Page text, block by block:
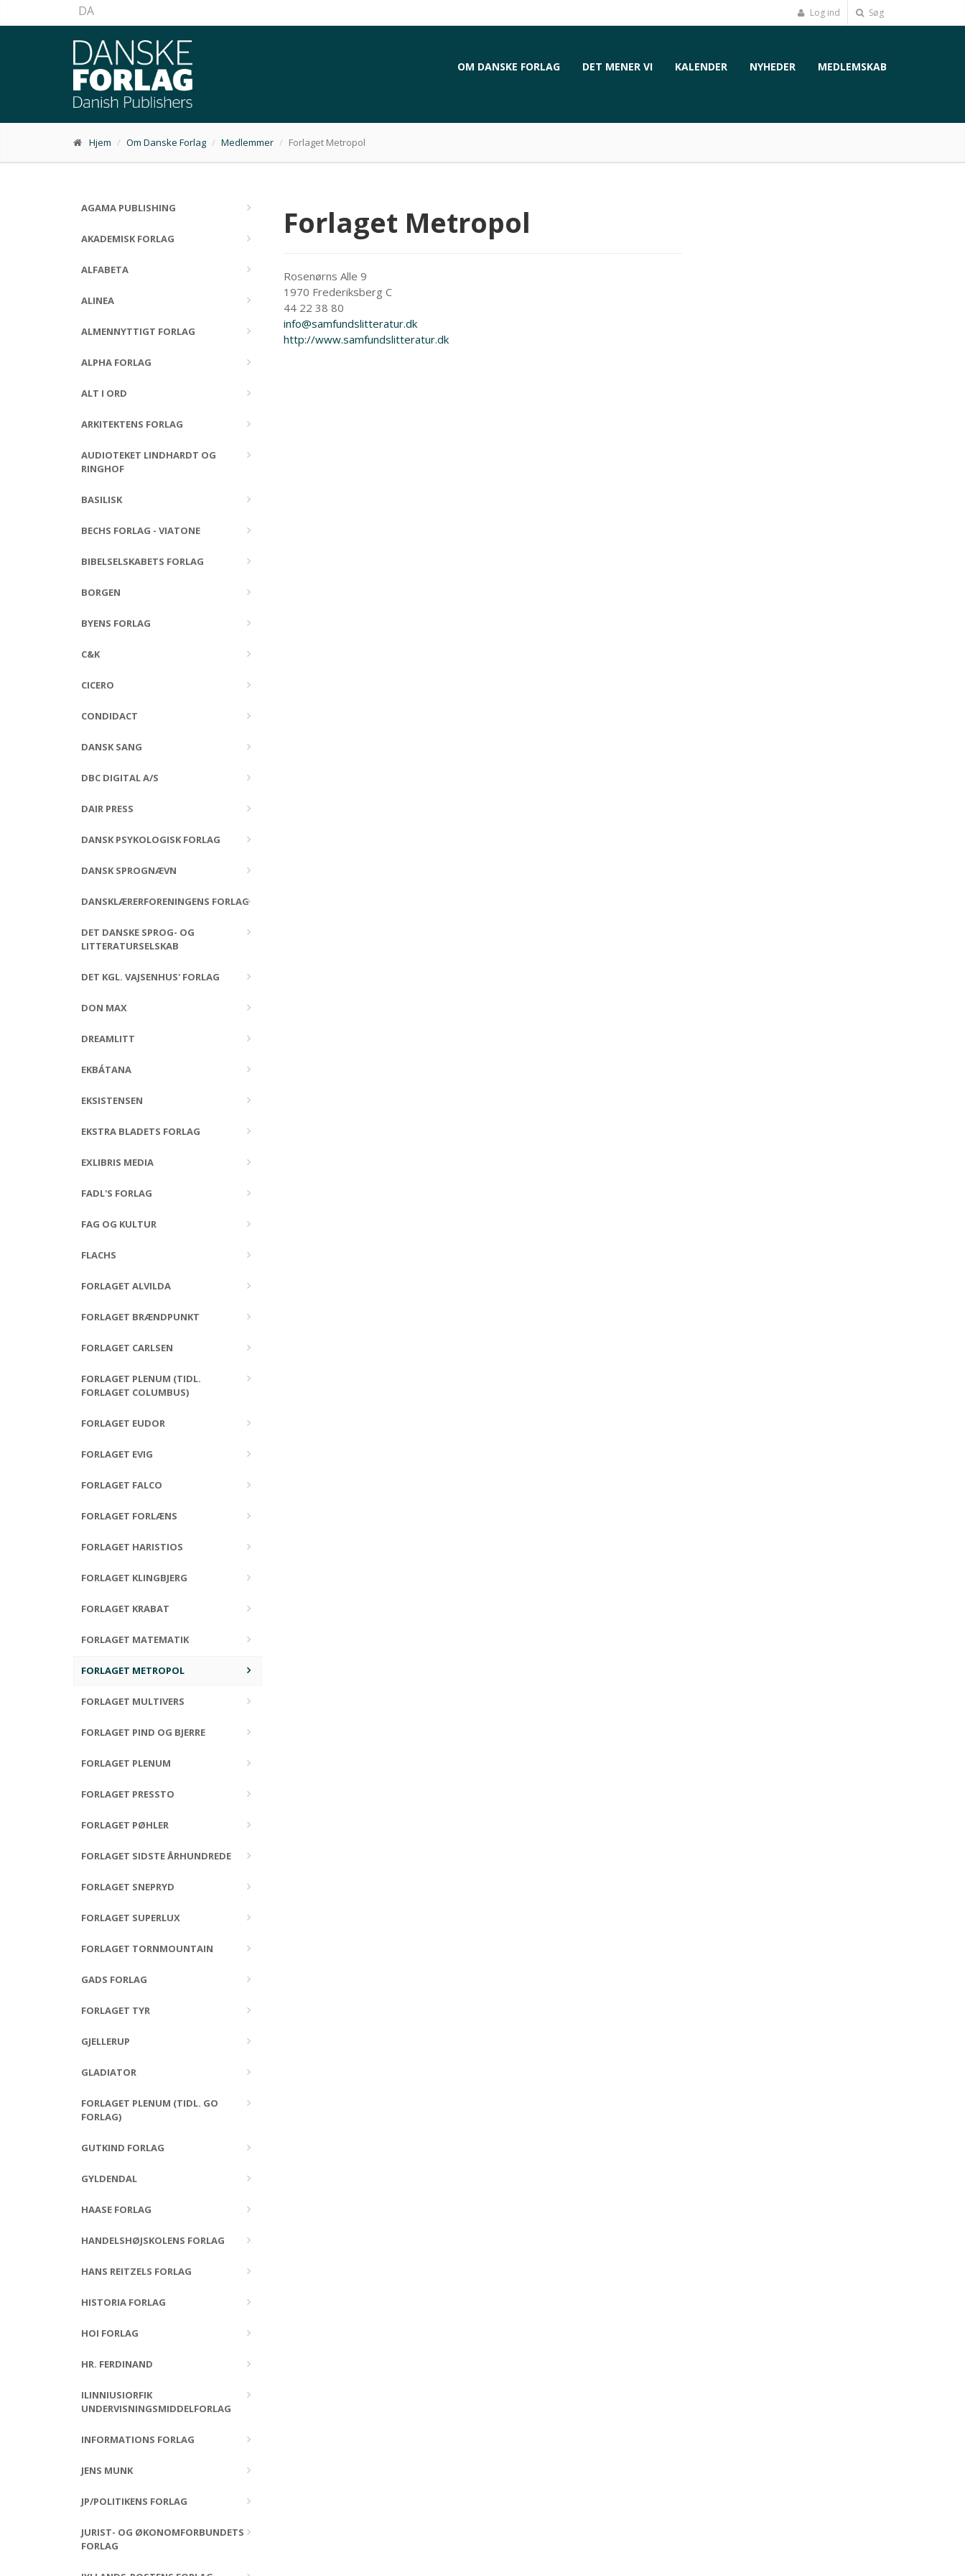
DA Log ind Søg
OM DANSKE FORLAG DET MENER VI KALENDER NYHEDER MEDLEMSKAB
Hjem Om Danske Forlag Medlemmer Forlaget Metropol
AGAMA PUBLISHING
AKADEMISK FORLAG
ALFABETA
ALINEA
ALMENNYTTIGT FORLAG
ALPHA FORLAG
ALT I ORD
ARKITEKTENS FORLAG
AUDIOTEKET LINDHARDT OG
RINGHOF
BASILISK
BECHS FORLAG - VIATONE
BIBELSELSKABETS FORLAG
BORGEN
BYENS FORLAG
C&K
CICERO
CONDIDACT
DANSK SANG
DBC DIGITAL A/S
DAIR PRESS
DANSK PSYKOLOGISK FORLAG
DANSK SPROGNÆVN
DANSKLÆRERFORENINGENS FORLAG
DET DANSKE SPROG- OG
LITTERATURSELSKAB
DET KGL. VAJSENHUS' FORLAG
DON MAX
DREAMLITT
EKBÁTANA
EKSISTENSEN
EKSTRA BLADETS FORLAG
EXLIBRIS MEDIA
FADL'S FORLAG
FAG OG KULTUR
FLACHS
FORLAGET ALVILDA
FORLAGET BRÆNDPUNKT
FORLAGET CARLSEN
FORLAGET PLENUM (TIDL.
FORLAGET COLUMBUS)
FORLAGET EUDOR
FORLAGET EVIG
FORLAGET FALCO
FORLAGET FORLÆNS
FORLAGET HARISTIOS
FORLAGET KLINGBJERG
FORLAGET KRABAT
FORLAGET MATEMATIK
FORLAGET METROPOL
FORLAGET MULTIVERS
FORLAGET PIND OG BJERRE
FORLAGET PLENUM
FORLAGET PRESSTO
FORLAGET PØHLER
FORLAGET SIDSTE ÅRHUNDREDE
FORLAGET SNEPRYD
FORLAGET SUPERLUX
FORLAGET TORNMOUNTAIN
GADS FORLAG
FORLAGET TYR
GJELLERUP
GLADIATOR
FORLAGET PLENUM (TIDL. GO
FORLAG)
GUTKIND FORLAG
GYLDENDAL
HAASE FORLAG
HANDELSHØJSKOLENS FORLAG
HANS REITZELS FORLAG
HISTORIA FORLAG
HOI FORLAG
HR. FERDINAND
ILINNIUSIORFIK
UNDERVISNINGSMIDDELFORLAG
INFORMATIONS FORLAG
JENS MUNK
JP/POLITIKENS FORLAG
JURIST- OG ØKONOMFORBUNDETS
FORLAG
Forlaget Metropol
Rosenørns Alle 9
1970 Frederiksberg C
44 22 38 80
info@samfundslitteratur.dk
http://www.samfundslitteratur.dk